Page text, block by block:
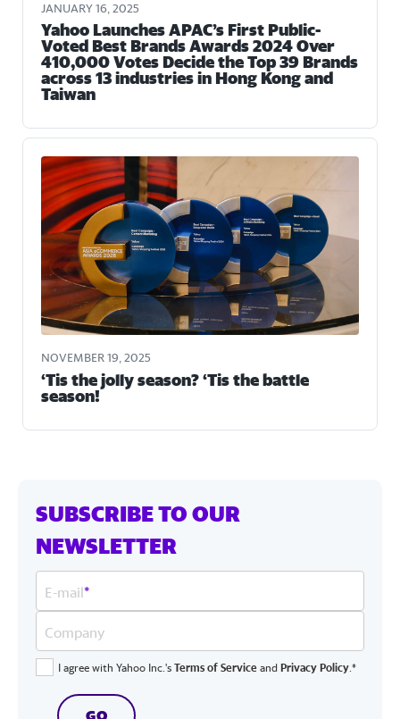
JANUARY 16, 2025
Yahoo Launches APAC’s First Public-
Voted Best Brands Awards 2024 Over
410,000 Votes Decide the Top 39 Brands
across 13 industries in Hong Kong and
Taiwan
NOVEMBER 19, 2025
‘Tis the jolly season? ‘Tis the battle
season!
SUBSCRIBE TO OUR
NEWSLETTER
E-mail*
Company
I agree with Yahoo Inc.'s Terms of Service and Privacy Policy .*
GO